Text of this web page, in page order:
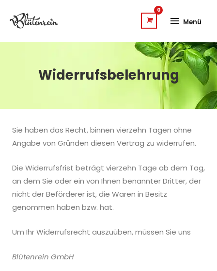
Inhalt
springen
Menü
Menü
Widerrufsbelehrung
Sie haben das Recht, binnen vierzehn Tagen ohne
Angabe von Gründen diesen Vertrag zu widerrufen.
Die Widerrufsfrist beträgt vierzehn Tage ab dem Tag,
an dem Sie oder ein von Ihnen benannter Dritter, der
nicht der Beförderer ist, die Waren in Besitz
genommen haben bzw. hat.
Um Ihr Widerrufsrecht auszuüben, müssen Sie uns
Blütenrein GmbH